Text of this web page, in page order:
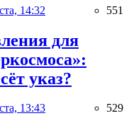
14:32 551
для
указ?
13:43 529